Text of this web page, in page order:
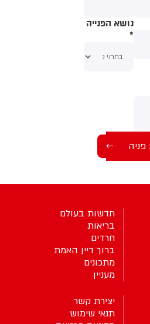
נושא הפנייה
*
חדשות בעולם
בריאות
חרדים
ברוך דיין האמת
מתכונים
מעניין
יצירת קשר
תנאי שימוש